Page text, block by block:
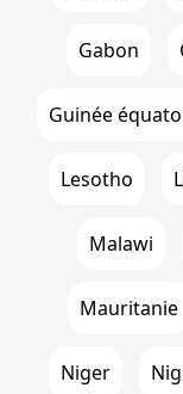
Gabon
Guinée
Lesotho
Malawi
Mauritanie
Niger